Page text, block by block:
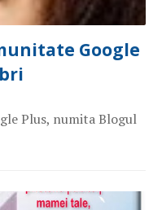
Google
Plus, numita Blogul